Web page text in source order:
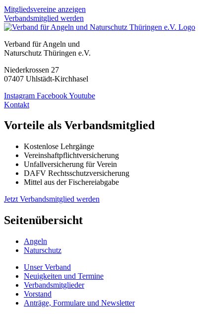
Mitgliedsvereine anzeigen
Verbandsmitglied werden
Verband für Angeln und
Naturschutz Thüringen e.V.
Niederkrossen 27
07407 Uhlstädt-Kirchhasel
Instagram FacebookYoutube
Kontakt
Vorteile als Verbandsmitglied
Kostenlose Lehrgänge
Vereinshaftpflichtversicherung
Unfallversicherung für Verein
DAFV Rechtsschutzversicherung
Mittel aus der Fischereiabgabe
Jetzt Verbandsmitglied werden
Seitenübersicht
Angeln
Naturschutz
Unser Verband
Neuigkeiten und Termine
Verbandsmitglieder
Vorstand
Anträge, Formulare und Newsletter